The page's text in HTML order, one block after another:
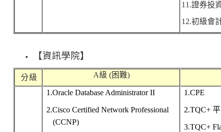
11.證券投
12.初級會
【資訊學院】
分 級 A級 (困難)
1.Oracle Database Administrator II
2.Cisco Certified Network Professional
(CCNP)
1.CPE
2.TQC+
3.TQC+